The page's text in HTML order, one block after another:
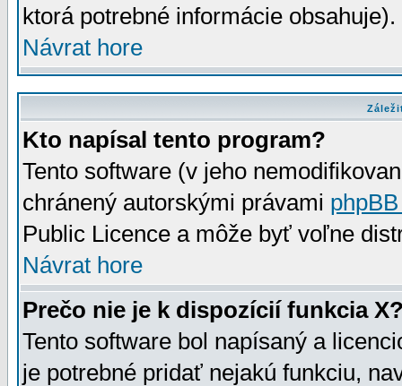
ktorá potrebné informácie
Návrat hore
Kto napísal tento program?
Tento software (v jeho
chránený autorskými právami
Public Licence a môže byť voľne
Návrat hore
Prečo nie je k dispozícií funkcia
Tento software bol napísaný a
je potrebné pridať nejakú funkciu,